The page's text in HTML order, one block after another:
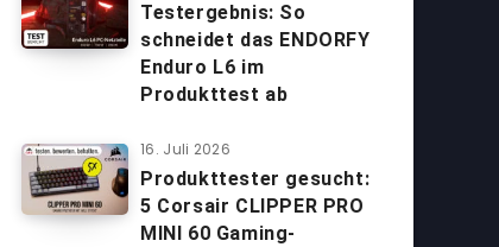
Testergebnis: So
schneidet das ENDORFY
Enduro L6 im
Produkttest ab
16. Juli 2026
Produkttester gesucht:
5 Corsair CLIPPER PRO
MINI 60 Gaming-